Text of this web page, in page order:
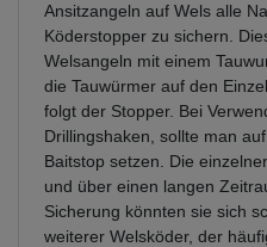
Ansitzangeln auf Wels alle
Köderstopper zu sichern.
Welsangeln mit einem
die Tauwürmer auf den
folgt der Stopper. Bei
Drillingshaken, sollte man
Baitstop setzen. Die
und über einen langen
Sicherung könnten sie sich
weiterer Welsköder, der